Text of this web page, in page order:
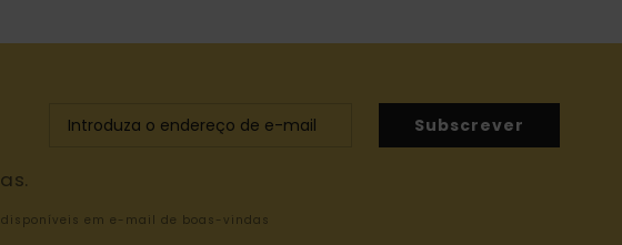
Subscrever
em e-mail de boas-vindas